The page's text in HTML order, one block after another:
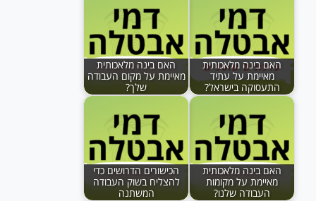
האם בינה מלאכותית
מאיימת על עתיד
התעסוקה בישראל?
האם בינה מלאכותית
מאיימת על מקום העבודה
שלך?
האם בינה מלאכותית
מאיימת על מקומות
העבודה שלנו?
הכישורים הדרושים כדי
להצליח בשוק העבודה
המשתנה